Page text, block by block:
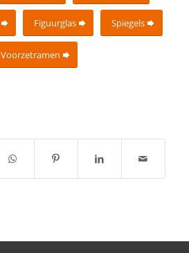
Figuurglas Spiegels
Voorzetramen